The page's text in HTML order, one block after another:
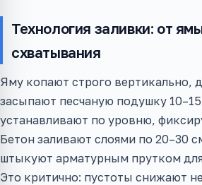
Технология заливки: от
схватывания
Яму копают строго вертикально,
засыпают песчаную подушку
устанавливают по уровню,
Бетон заливают слоями по 20–30
штыкуют арматурным прутком
Это критично: пустоты снижают